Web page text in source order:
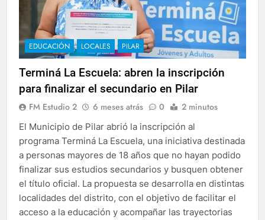
EDUCACIÓN LOCALES PILAR
Terminá La Escuela: abren la inscripción
para finalizar el secundario en Pilar
FM Estudio 2 6 meses atrás 0 2 minutos
El Municipio de Pilar abrió la inscripción al
programa Terminá La Escuela, una iniciativa destinada
a personas mayores de 18 años que no hayan podido
finalizar sus estudios secundarios y busquen obtener
el título oficial. La propuesta se desarrolla en distintas
localidades del distrito, con el objetivo de facilitar el
acceso a la educación y acompañar las trayectorias